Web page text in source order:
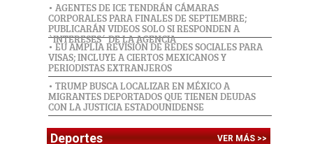
• AGENTES DE ICE TENDRÁN CÁMARAS
CORPORALES PARA FINALES DE SEPTIEMBRE;
PUBLICARÁN VIDEOS SOLO SI RESPONDEN A
`INTERESES´ DE LA AGENCIA
• EU AMPLÍA REVISIÓN DE REDES SOCIALES PARA
VISAS; INCLUYE A CIERTOS MEXICANOS Y
PERIODISTAS EXTRANJEROS
• TRUMP BUSCA LOCALIZAR EN MÉXICO A
MIGRANTES DEPORTADOS QUE TIENEN DEUDAS
CON LA JUSTICIA ESTADOUNIDENSE
Deportes VER MÁS >>